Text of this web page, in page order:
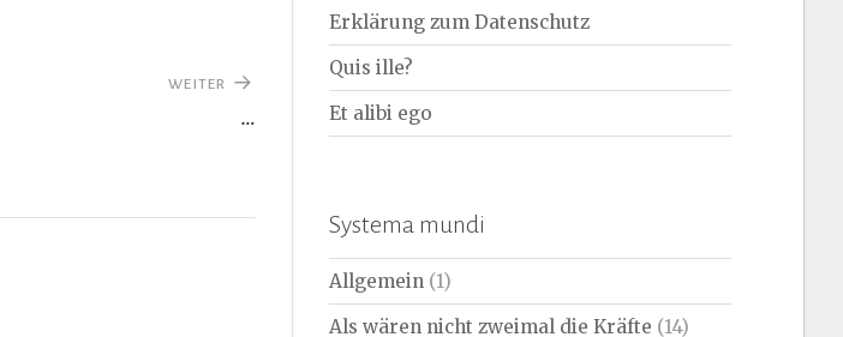
WEITER
…
Erklärung zum Datenschutz
Quis ille?
Et alibi ego
Systema mundi
Allgemein (1)
Als wären nicht zweimal die Kräfte (14)